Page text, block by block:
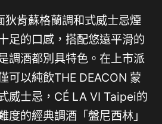
狄肯蘇格蘭調和式威士忌煙
足的口感，搭配悠遠平滑的
調酒都別具特色。在上市派
可以純飲THE DEACON 蒙
威士忌，CÉ LA VI Taipei的
度的經典調酒「盤尼西林」